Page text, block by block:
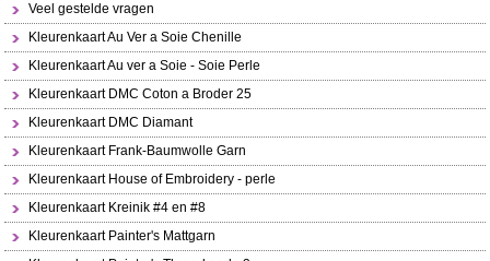
Veel gestelde vragen
Kleurenkaart Au Ver a Soie Chenille
Kleurenkaart Au ver a Soie - Soie Perle
Kleurenkaart DMC Coton a Broder 25
Kleurenkaart DMC Diamant
Kleurenkaart Frank-Baumwolle Garn
Kleurenkaart House of Embroidery - perle
Kleurenkaart Kreinik #4 en #8
Kleurenkaart Painter's Mattgarn